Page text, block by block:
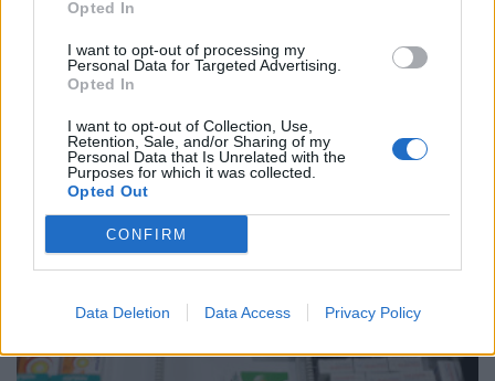
Opted In
I want to opt-out of processing my
Personal Data for Targeted Advertising.
Opted In
I want to opt-out of Collection, Use,
Retention, Sale, and/or Sharing of my
Personal Data that Is Unrelated with the
Purposes for which it was collected.
Opted Out
CONFIRM
Data Deletion Data Access Privacy Policy
ΣΧΕΤΙΚΑ ΑΡΘΡΑ